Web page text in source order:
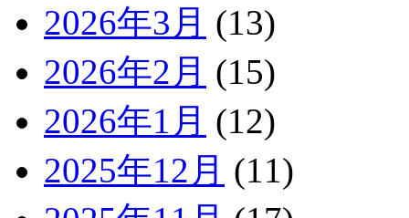
2026年3月 (13)
2026年2月 (15)
2026年1月 (12)
2025年12月 (11)